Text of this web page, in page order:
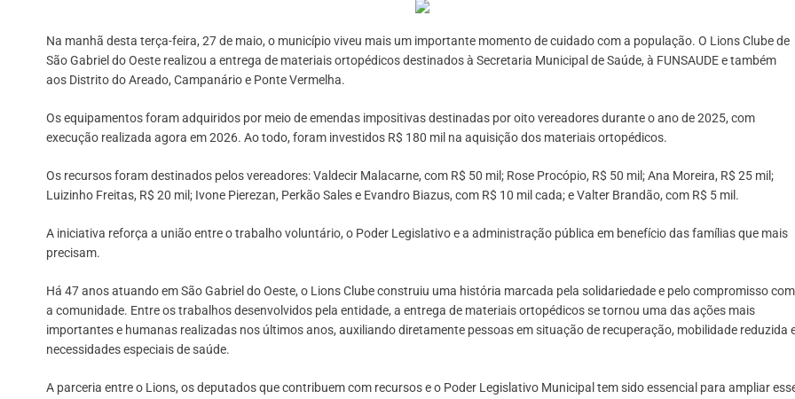
Na manhã desta terça-feira, 27 de maio, o município viveu mais um importante momento de cuidado com a população. O Lions Clube de
São Gabriel do Oeste realizou a entrega de materiais ortopédicos destinados à Secretaria Municipal de Saúde, à FUNSAUDE e também
aos Distrito do Areado, Campanário e Ponte Vermelha.
Os equipamentos foram adquiridos por meio de emendas impositivas destinadas por oito vereadores durante o ano de 2025, com
execução realizada agora em 2026. Ao todo, foram investidos R$ 180 mil na aquisição dos materiais ortopédicos.
Os recursos foram destinados pelos vereadores: Valdecir Malacarne, com R$ 50 mil; Rose Procópio, R$ 50 mil; Ana Moreira, R$ 25 mil;
Luizinho Freitas, R$ 20 mil; Ivone Pierezan, Perkão Sales e Evandro Biazus, com R$ 10 mil cada; e Valter Brandão, com R$ 5 mil.
A iniciativa reforça a união entre o trabalho voluntário, o Poder Legislativo e a administração pública em benefício das famílias que mais
precisam.
Há 47 anos atuando em São Gabriel do Oeste, o Lions Clube construiu uma história marcada pela solidariedade e pelo compromisso com
a comunidade. Entre os trabalhos desenvolvidos pela entidade, a entrega de materiais ortopédicos se tornou uma das ações mais
importantes e humanas realizadas nos últimos anos, auxiliando diretamente pessoas em situação de recuperação, mobilidade reduzida
necessidades especiais de saúde.
A parceria entre o Lions, os deputados que contribuem com recursos e o Poder Legislativo Municipal tem sido essencial para ampliar